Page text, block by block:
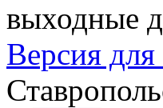
выходные
Версия